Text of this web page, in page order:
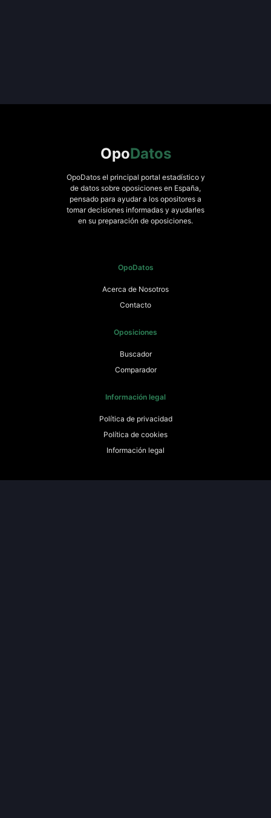
OpoDatos
OpoDatos el principal portal estadístico y
de datos sobre oposiciones en España,
pensado para ayudar a los opositores a
tomar decisiones informadas y ayudarles
en su preparación de oposiciones.
OpoDatos
Acerca de Nosotros
Contacto
Oposiciones
Buscador
Comparador
Información legal
Política de privacidad
Política de cookies
Información legal